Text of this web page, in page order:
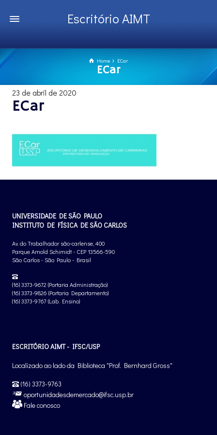
Escritório AIMT
Home ECar
ECar
23 de abril de 2020
ECar
UNIVERSIDADE DE SÃO PAULO
INSTITUTO DE FÍSICA DE SÃO CARLOS
Av. do Trabalhador são-carlense, 400
Parque Arnold Schimidt - CEP 13566-590
São Carlos - São Paulo - Brasil
(16) 3373-9672 (Portaria Administração)
(16) 3373-9826 (Portaria Departamento)
(16) 3373-9767 (Lab. Ensino)
ESCRITÓRIO AIMT - IFSC/USP
Localizado ao lado da Biblioteca "Prof. Bernhard Gross"
(16) 3373-9763
oportunidadesdemercado@ifsc.usp.br
Fale conosco